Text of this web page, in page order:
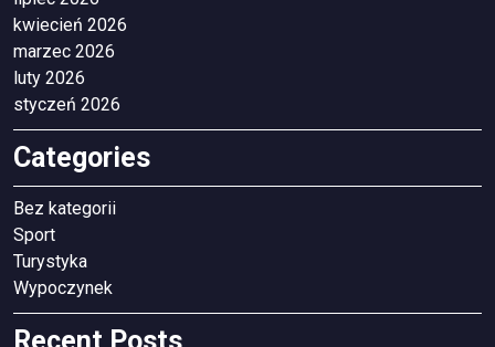
kwiecień 2026
marzec 2026
luty 2026
styczeń 2026
Categories
Bez kategorii
Sport
Turystyka
Wypoczynek